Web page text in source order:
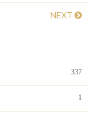
NEXT
337
1